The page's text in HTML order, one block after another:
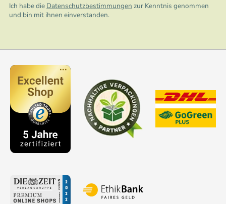
Ich habe die Datenschutzbestimmungen zur Kenntnis genommen
und bin mit ihnen einverstanden.